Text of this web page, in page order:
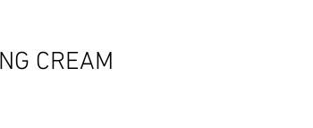
CREAM